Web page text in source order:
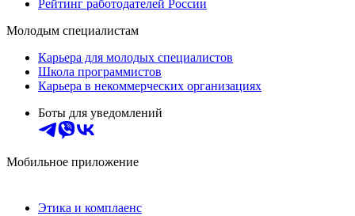
Рейтинг работодателей России
Молодым специалистам
Карьера для молодых специалистов
Школа программистов
Карьера в некоммерческих организациях
Боты для уведомлений
Мобильное приложение
Этика и комплаенс